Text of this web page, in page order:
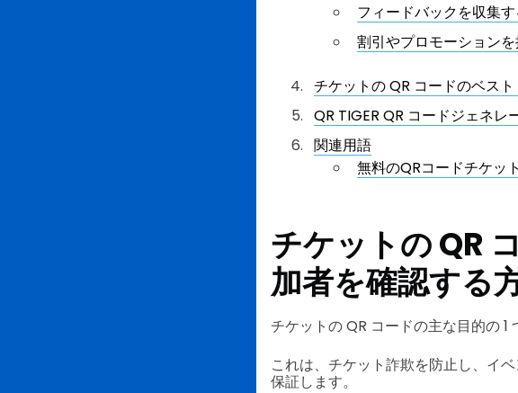
フィードバックを収集す
割引やプロモーション
チケットの QR コードのベス
QR TIGER QR コードジェネ
関連用語
無料のQRコードチケッ
チケットの QR
加者を確認する
チケットの QR コードの主な目的の 1
これは、チケット詐欺を防止し、イ
保証します。